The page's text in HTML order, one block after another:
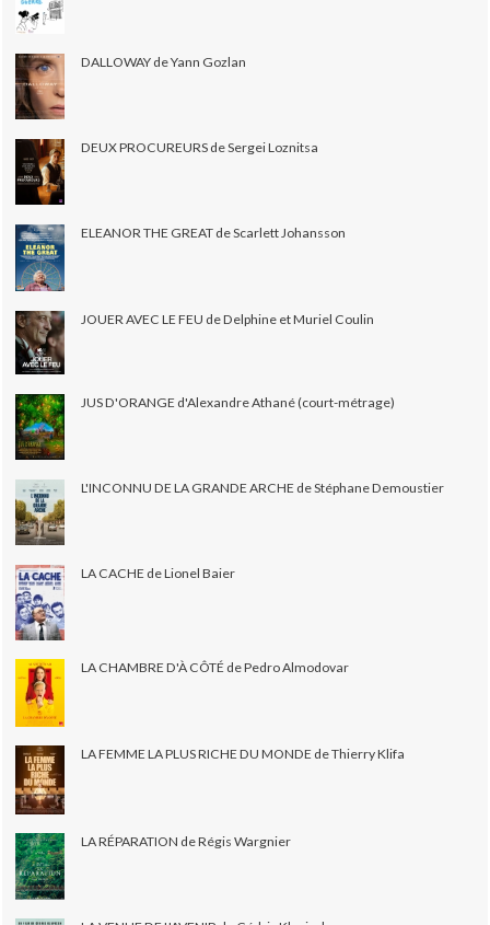
DALLOWAY de Yann Gozlan
DEUX PROCUREURS de Sergei Loznitsa
ELEANOR THE GREAT de Scarlett Johansson
JOUER AVEC LE FEU de Delphine et Muriel Coulin
JUS D'ORANGE d'Alexandre Athané (court-métrage)
L'INCONNU DE LA GRANDE ARCHE de Stéphane Demoustier
LA CACHE de Lionel Baier
LA CHAMBRE D'À CÔTÉ de Pedro Almodovar
LA FEMME LA PLUS RICHE DU MONDE de Thierry Klifa
LA RÉPARATION de Régis Wargnier